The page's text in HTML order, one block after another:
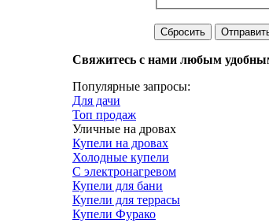
Сбросить
Свяжитесь с нами любым
Популярные запросы:
Для дачи
Топ продаж
Уличные на дровах
Купели на дровах
Холодные купели
С электронагревом
Купели для бани
Купели для террасы
Купели Фурако